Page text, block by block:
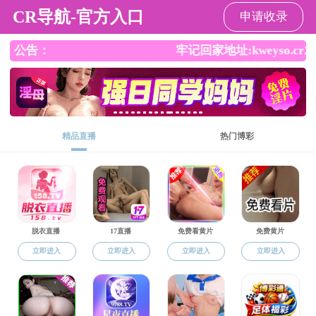
动漫网站
动漫网站 动漫网站概况 |师资队伍|招生信息 党群工作 | 教育教学
本科教育
留学生教育
历史学
历史学专业概况